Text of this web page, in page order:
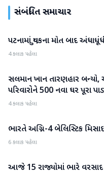
સંબંધિત સમાચાર
રાષ્ટ્રીય
પટનામાં યુવકના મોત બાદ
4 કલાક પહેલા
રાષ્ટ્રીય
સલમાન ખાન તારણહાર બન્યો,
પરિવારોને 500 નવા ઘર પૂરા
4 કલાક પહેલા
રાષ્ટ્રીય
ભારતે અગ્નિ-4 બેલિસ્ટિક
6 કલાક પહેલા
રાષ્ટ્રીય
આજે 15 રાજ્યોમાં ભારે